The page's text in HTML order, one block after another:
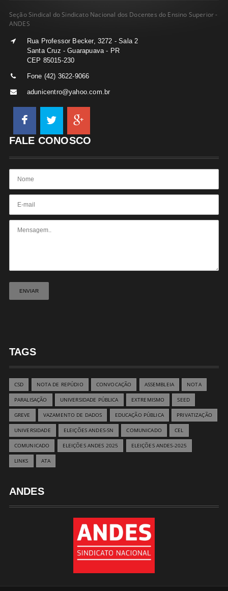
Seção Sindical do Sindicato Nacional dos Docentes do Ensino Superior -
ANDES
Rua Professor Becker, 3272 - Sala 2
Santa Cruz - Guarapuava - PR
CEP 85015-230
Fone (42) 3622-9066
adunicentro@yahoo.com.br
FALE CONOSCO
TAGS
CSD NOTA DE REPÚDIO CONVOCAÇÃO ASSEMBLEIA NOTA
PARALISAÇÃO UNIVERSIDADE PÚBLICA EXTREMISMO SEED
GREVE VAZAMENTO DE DADOS EDUCAÇÃO PÚBLICA PRIVATIZAÇÃO
UNIVERSIDADE ELEIÇÕES ANDES-SN COMUNICADO CEL
COMUNICADO ELEIÇÕES ANDES 2025 ELEIÇÕES ANDES-2025
LINKS ATA
ANDES